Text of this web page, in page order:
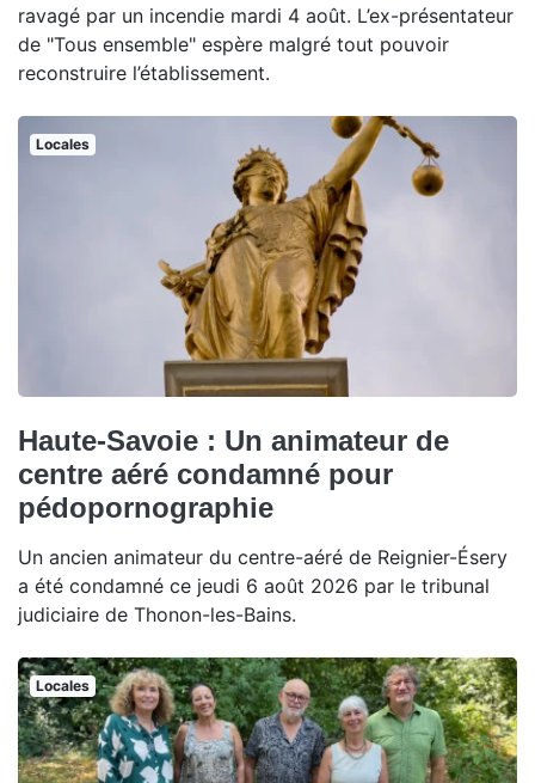
ravagé par un incendie mardi 4 août. L’ex-présentateur
de "Tous ensemble" espère malgré tout pouvoir
reconstruire l’établissement.
Locales
Haute-Savoie : Un animateur de
centre aéré condamné pour
pédopornographie
Un ancien animateur du centre-aéré de Reignier-Ésery
a été condamné ce jeudi 6 août 2026 par le tribunal
judiciaire de Thonon-les-Bains.
Locales